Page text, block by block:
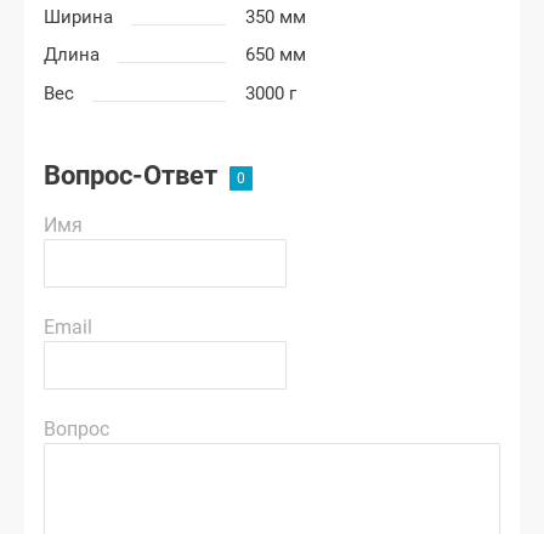
Ширина
350 мм
Длина
650 мм
Вес
3000 г
Вопрос-Ответ
Имя
Email
Вопрос